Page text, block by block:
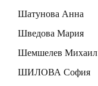
Шатунова Анна
Шведова Мария
Шемшелев Михаил
ШИЛОВА София